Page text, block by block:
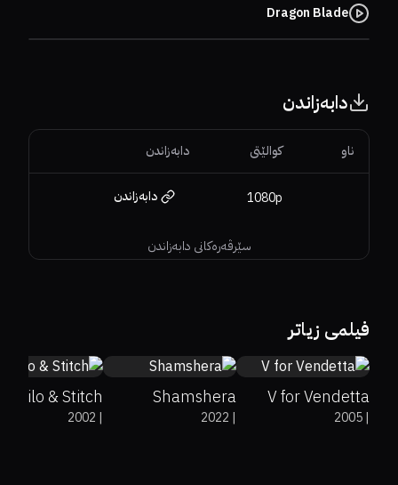
Dragon Blade
دابەزاندن
سێرڤەرەکانی دابەزاندن
ناو کوالێتی دابەزاندن
1080p دابەزاندن
فیلمی زیاتر
V for Vendetta
|
2005
Shamshera
|
2022
Lilo & Stitch
|
2002